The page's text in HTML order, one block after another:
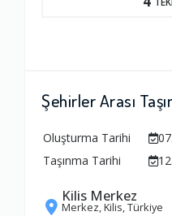
Şehirler Arası
Oluşturma Tarihi
Taşınma Tarihi
Kilis Merkez
Merkez, Kilis, Türkiye